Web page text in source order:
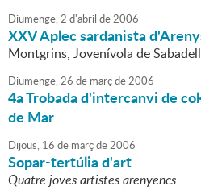
Diumenge,2 d'abril de2006
XXV Aplec sardanista
Montgrins, Jovenívola de
Diumenge,26 de marçde2006
4a Trobada d'intercanvi de
de Mar
Dijous, 16 de marçde2006
Sopar-tertúlia d'art
Quatre joves artistes arenyencs